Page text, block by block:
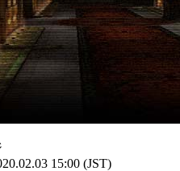
15:00 (JST)